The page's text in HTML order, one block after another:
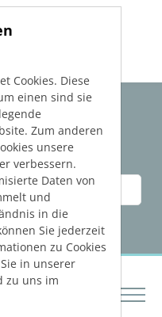
und Kälte
Cookies. Diese
einen sind sie
Zum anderen
unsere
verbessern.
Daten von
und
in die
Sie jederzeit
zu Cookies
in unserer
zu uns im